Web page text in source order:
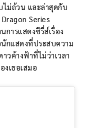
ไม่ถ้วน และล่าสุดกับ
Series
การแสดงซีรี่ส์เรื่อง
นักแสดงที่ประสบความ
วค้างฟ้าที่ไม่ว่าเวลา
เธอเสมอ